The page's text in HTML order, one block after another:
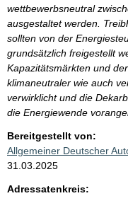
wettbewerbsneutral
ausgestaltet werden.
sollten von der
grundsätzlich freigestellt
Kapazitätsmärkten und
klimaneutraler wie auch
verwirklicht und die
die Energiewende
Bereitgestellt von:
Allgemeiner Deutscher
31.03.2025
Adressatenkreis: